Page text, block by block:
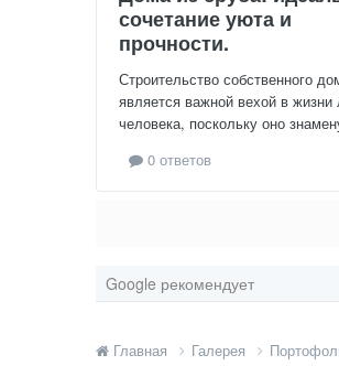
сочетание уюта и
прочности.
Строительство собственного
является важной вехой в жизни
человека, поскольку оно
0 ответов
Google рекомендует
Главная Галерея